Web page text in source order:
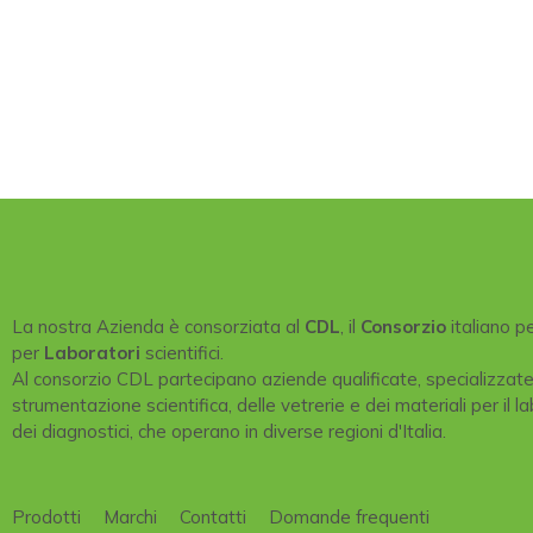
La nostra Azienda è consorziata al CDL, il Consorzio italiano
per Laboratori scientifici.
Al consorzio CDL partecipano aziende qualificate,
strumentazione scientifica, delle vetrerie e dei materiali per il
dei diagnostici, che operano in diverse regioni d'Italia.
Prodotti Marchi Contatti Domande frequenti